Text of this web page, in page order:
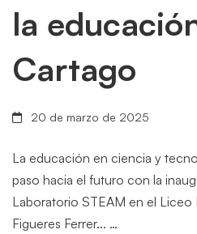
la
Cartago
20 de marzo de 2025
La educación en ciencia y
paso hacia el futuro con la
Laboratorio STEAM en el Liceo
Figueres Ferrer... …